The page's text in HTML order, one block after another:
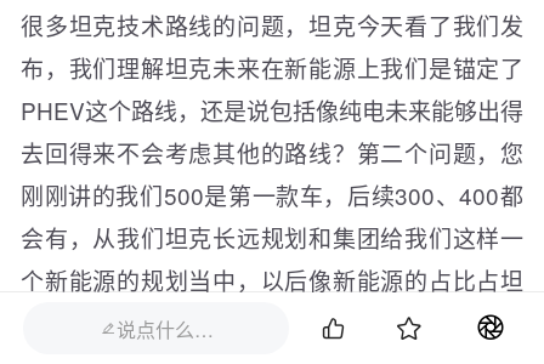
很多坦克技术路线的问题，坦克今天看了我们发
布，我们理解坦克未来在新能源上我们是锚定了
PHEV这个路线，还是说包括像纯电未来能够出得
去回得来不会考虑其他的路线？第二个问题，您
刚刚讲的我们500是第一款车，后续300、400都
会有，从我们坦克长远规划和集团给我们这样一
个新能源的规划当中，以后像新能源的占比占坦
克的比例有没有一个明确的规划？
说点什么…  